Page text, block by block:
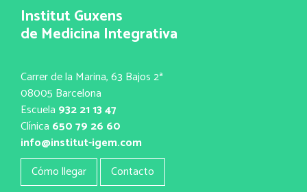
Institut Guxens
de Medicina Integrativa
Carrer de la Marina, 63 Bajos 2ª
08005 Barcelona
Escuela 932 21 13 47
Clínica 650 79 26 60
info@institut-igem.com
Cómo llegar
Contacto